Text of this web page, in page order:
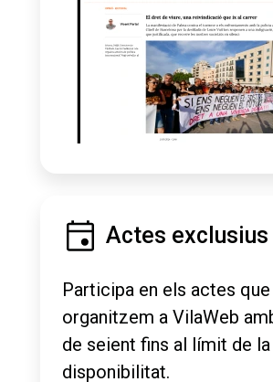
Actes exclusius
Participa en els actes que
organitzem a VilaWeb
de seient fins al límit de la
disponibilitat.